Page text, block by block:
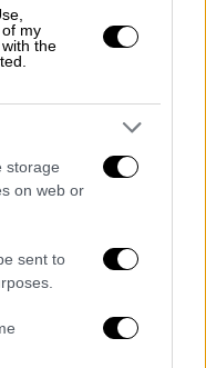
my
the
storage
on web or
sent to